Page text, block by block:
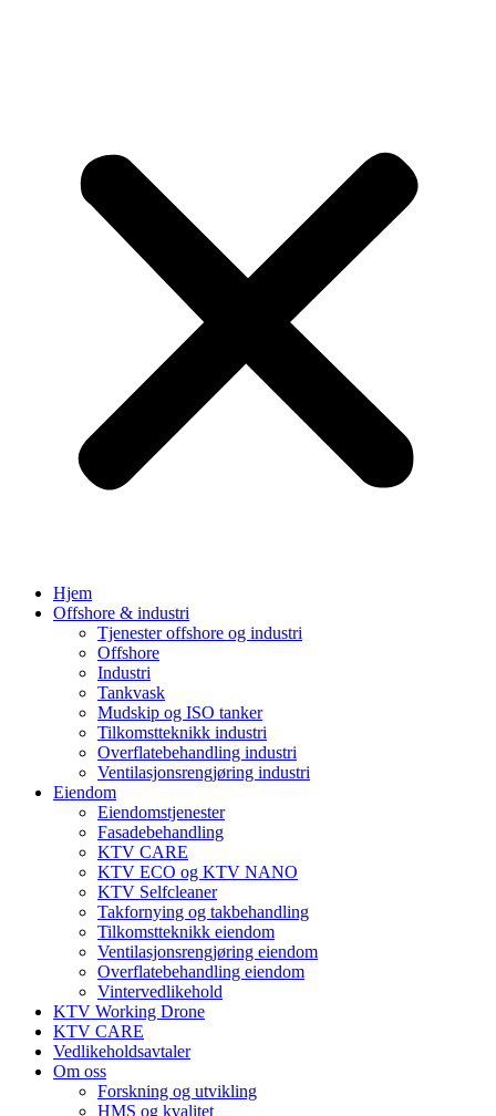
Hjem
Offshore & industri
Tjenester offshore og industri
Offshore
Industri
Tankvask
Mudskip og ISO tanker
Tilkomstteknikk industri
Overflatebehandling industri
Ventilasjonsrengjøring industri
Eiendom
Eiendomstjenester
Fasadebehandling
KTV CARE
KTV ECO og KTV NANO
KTV Selfcleaner
Takfornying og takbehandling
Tilkomstteknikk eiendom
Ventilasjonsrengjøring eiendom
Overflatebehandling eiendom
Vintervedlikehold
KTV Working Drone
KTV CARE
Vedlikeholdsavtaler
Om oss
Forskning og utvikling
HMS og kvalitet